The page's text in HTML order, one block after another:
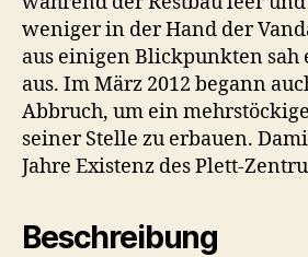
weniger in der Hand der
aus einigen Blickpunkten sah
aus. Im März 2012 begann
Abbruch, um ein
seiner Stelle zu erbauen.
Jahre Existenz des Plett-
Beschreibung